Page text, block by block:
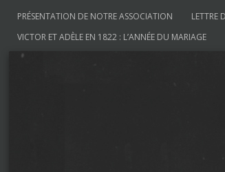
Aller au contenu
PRÉSENTATION DE NOTRE ASSOCIATION LETTRE
VICTOR ET ADÈLE EN 1822 : L’ANNÉE DU MARIAGE